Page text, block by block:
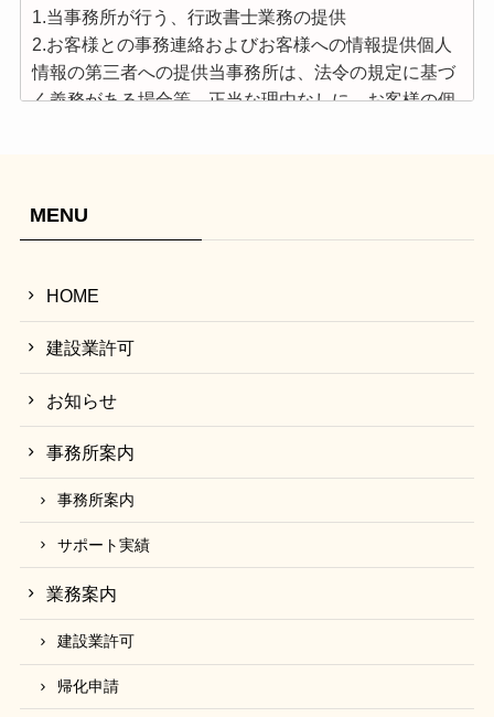
1.当事務所が行う、行政書士業務の提供
2.お客様との事務連絡およびお客様への情報提供個人
情報の第三者への提供当事務所は、法令の規定に基づ
く義務がある場合等、正当な理由なしに、お客様の個
の、法で定める開示請求などの手続きに関して、適切
かつ迅速に対応致します。
方針を変更することがあります。
お問い合わせ窓口
〒838-0144 福岡県小郡市祇園1-16-10
やすまる行政書士事務所
TEL：0942-73-2455（平日9時～18時）
免責事項
当サイトの掲載情報に関しては正確であるよう努めて
いますが、一部簡略化しているところもあり、その内
容について保証するものではありません。
したがって、利用者が当サイトの掲載情報を用いて行
う一切の行為について、当事務所は何ら責任を負うも
のではありません。
また、当サイトの内容によって生じた損害等に関して
は、その損害等が直接的に生じたか間接的に生じたか
を問わず、当事務所は一切責任を負いません。
なお、当サイトの内容等は、予告なく変更又は削除さ
MENU
HOME
建設業許可
お知らせ
事務所案内
事務所案内
サポート実績
業務案内
建設業許可
帰化申請